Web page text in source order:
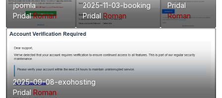
joomla
PridalRoman
2025-11-03-booking
Pridal Roman
Pridal
Roman
2025-09-08-exohosting
PridalRoman